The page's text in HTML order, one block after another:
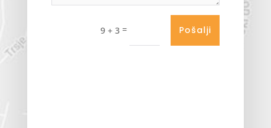
9 + 3 = Pošalji